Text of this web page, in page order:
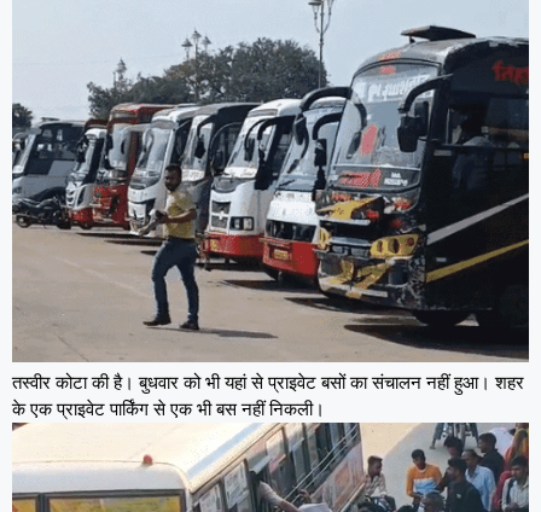
तस्वीर कोटा की है। बुधवार को भी यहां से प्राइवेट बसों का संचालन नहीं हुआ। शहर
के एक प्राइवेट पार्किंग से एक भी बस नहीं निकली।